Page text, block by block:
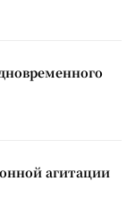
агитации